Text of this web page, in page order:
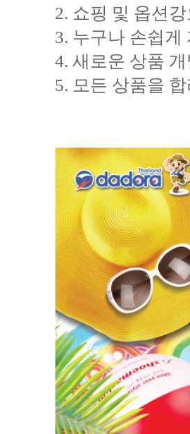
2. 쇼핑 및 옵션
3. 누구나 손쉽게
4. 새로운 상품
5. 모든 상품을